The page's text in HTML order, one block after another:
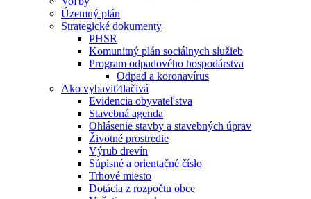
Územný plán
Strategické dokumenty
PHSR
Komunitný plán sociálnych služieb
Program odpadového hospodárstva
Odpad a koronavírus
Ako vybaviť⁄tlačivá
Evidencia obyvateľstva
Stavebná agenda
Ohlásenie stavby a stavebných úprav
Životné prostredie
Výrub drevín
Súpisné a orientačné číslo
Trhové miesto
Dotácia z rozpočtu obce